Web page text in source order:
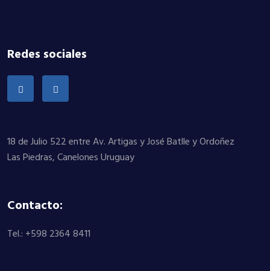
Redes sociales
18 de Julio 522 entre Av. Artigas y José Batlle y Ordoñez
Las Piedras, Canelones Uruguay
Contacto:
Tel.: +598 2364 8411